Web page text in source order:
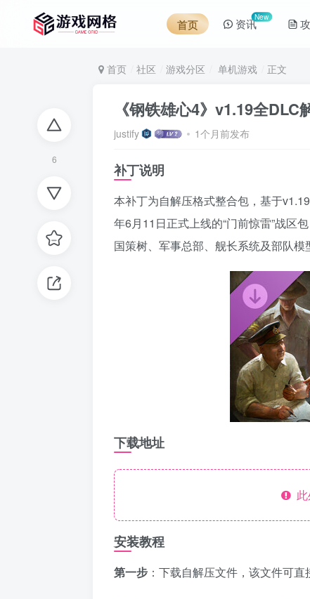
首页 资讯New
6
首页 社区 游戏分区 单机游戏 正文
《钢铁雄心4》v1.19全
justify 1个月前发布
补丁说明
本补丁为自解压格式整合包，基于
年6月11日正式上线的“门前惊雷”战区
国策树、军事总部、舰长系统及部队模
下载地址
此
安装教程
第一步 ：下载自解压文件，该文件可